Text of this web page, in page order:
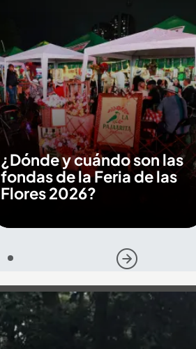
¿Dónde y cuándo son las
fondas de la Feria de las
Flores 2026?
2